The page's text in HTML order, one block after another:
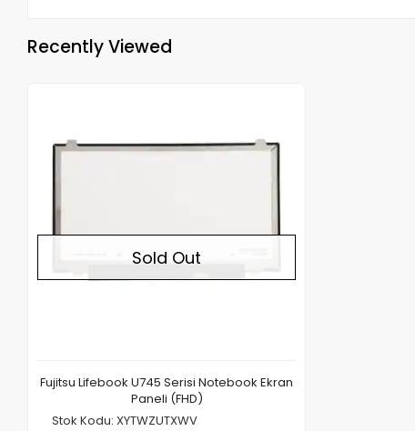
Recently Viewed
Sold Out
Fujitsu Lifebook U745 Serisi Notebook Ekran
Paneli (FHD)
Stok Kodu: XYTWZUTXWV